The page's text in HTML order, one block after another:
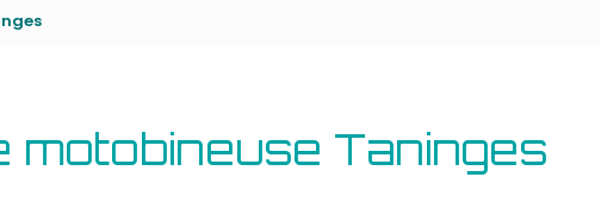
motobineuse Taninges